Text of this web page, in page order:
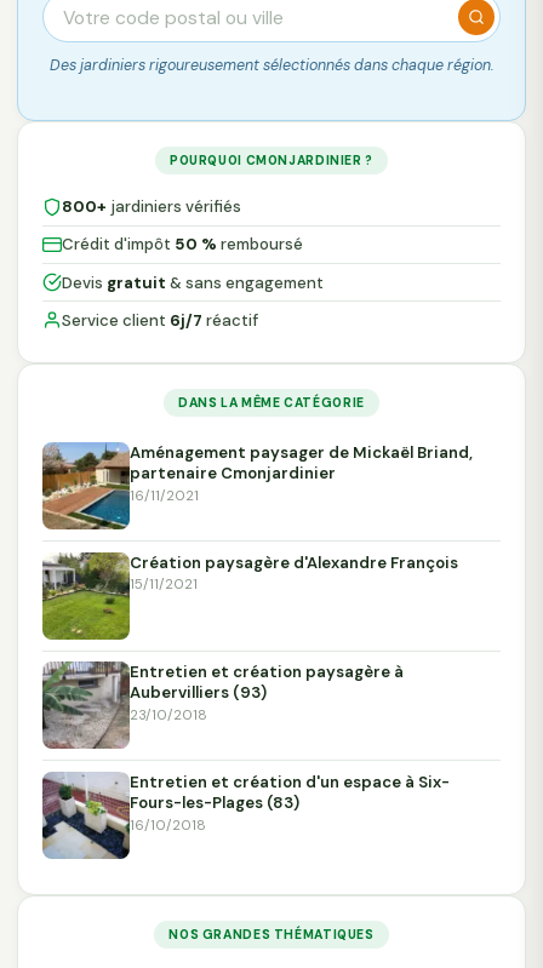
Des jardiniers rigoureusement sélectionnés dans chaque région.
POURQUOI CMONJARDINIER ?
800+ jardiniers vérifiés
Crédit d'impôt 50 % remboursé
Devis gratuit & sans engagement
Service client 6j/7 réactif
DANS LA MÊME CATÉGORIE
Aménagement paysager de Mickaël Briand,
partenaire Cmonjardinier
16/11/2021
Création paysagère d'Alexandre François
15/11/2021
Entretien et création paysagère à
Aubervilliers (93)
23/10/2018
Entretien et création d'un espace à Six-
Fours-les-Plages (83)
16/10/2018
NOS GRANDES THÉMATIQUES